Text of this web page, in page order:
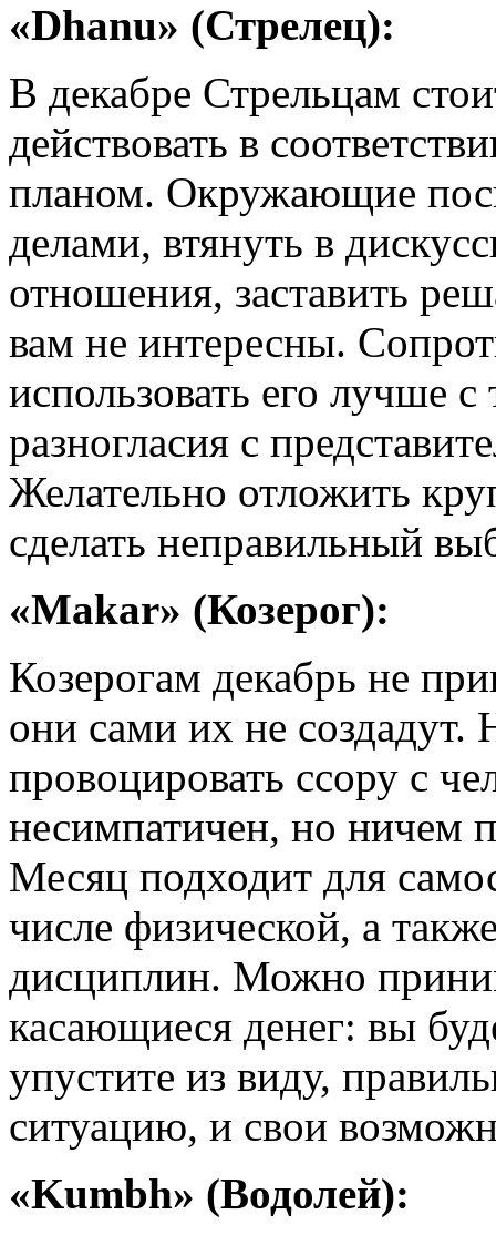
«Dhanu» (Стрелец):
В декабре Стрельцам
действовать в
планом. Окружающие
делами, втянуть в
отношения, заставить
вам не интересны.
использовать его лучше
разногласия с
Желательно отложить
сделать неправильный
«Makar» (Козерог):
Козерогам декабрь не
они сами их не создадут.
провоцировать ссору с
несимпатичен, но ничем
Месяц подходит для
числе физической, а
дисциплин. Можно
касающиеся денег: вы
упустите из виду,
ситуацию, и свои
«Kumbh» (Водолей):